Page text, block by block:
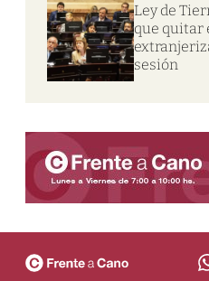
Ley de
que quitar
sesión